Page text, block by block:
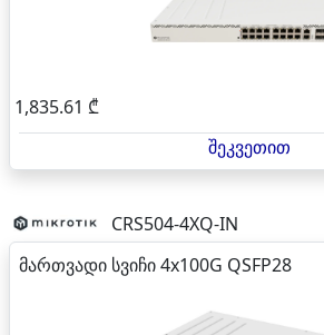
1,835.61 ₾
შეკვეთით
CRS504-4XQ-IN
მართვადი სვიჩი 4x100G QSFP28